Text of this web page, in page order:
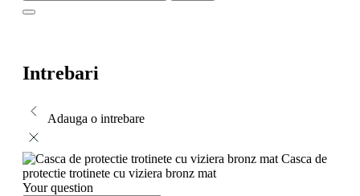
Intrebari
Adauga o intrebare
Casca de
protectie trotinete cu viziera bronz mat
Your question